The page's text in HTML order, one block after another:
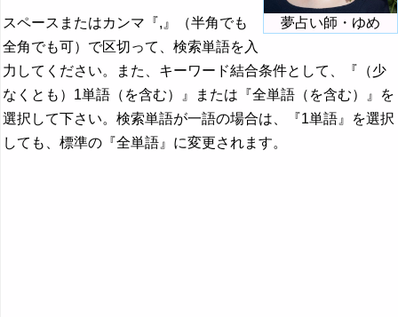
夢占い師・ゆめ
スペースまたはカンマ『,』（半角でも
全角でも可）で区切って、検索単語を入
力してください。また、キーワード結合条件として、『（少
なくとも）1単語（を含む）』または『全単語（を含む）』を
選択して下さい。検索単語が一語の場合は、『1単語』を選択
しても、標準の『全単語』に変更されます。